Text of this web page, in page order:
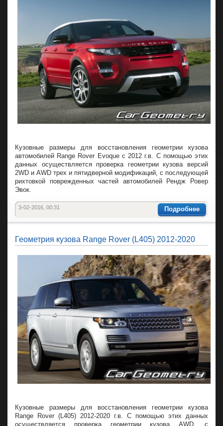
Кузовные размеры для восстановления геометрии кузова
автомобилей Range Rover Evoque с 2012 г.в. С помощью этих
данных осуществляется проверка геометрии кузова версий
2WD и AWD трех и пятидверной модификаций, с последующей
рихтовкой поврежденных частей автомобилей Рендж Ровер
Эвок.
Подробнее
3-02-2016, 00:31
Геометрия кузова Range Rover (L405) 2012-2020
Кузовные размеры для восстановления геометрии кузова
Range Rover (L405) 2012-2020 г.в. С помощью этих данных
осуществляется проверка геометрии кузова AWD, с